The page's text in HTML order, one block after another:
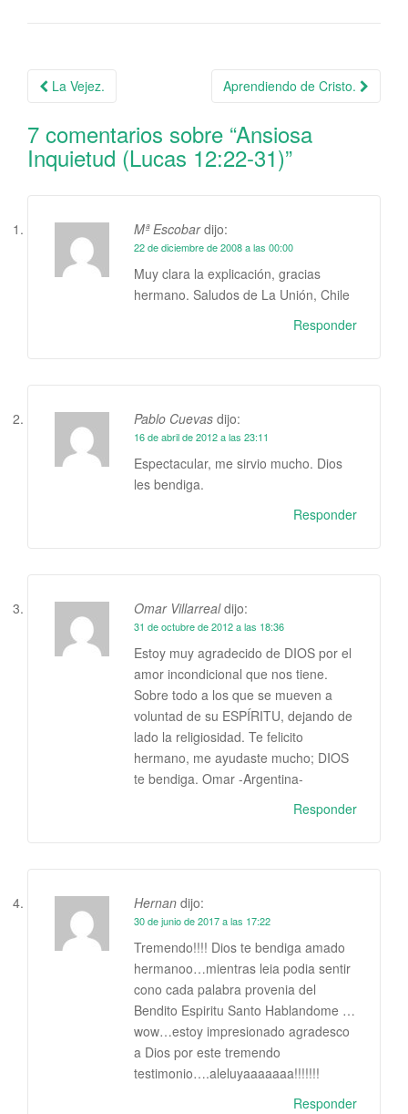
Navegación de la entrada
La Vejez. Aprendiendo de Cristo.
7 comentarios sobre “Ansiosa
Inquietud (Lucas 12:22-31)”
Mª Escobar dijo:
22 de diciembre de 2008 a las 00:00
Muy clara la explicación, gracias
hermano. Saludos de La Unión, Chile
Responder
Pablo Cuevas dijo:
16 de abril de 2012 a las 23:11
Espectacular, me sirvio mucho. Dios
les bendiga.
Responder
Omar Villarreal dijo:
31 de octubre de 2012 a las 18:36
Estoy muy agradecido de DIOS por el
amor incondicional que nos tiene.
Sobre todo a los que se mueven a
voluntad de su ESPÍRITU, dejando de
lado la religiosidad. Te felicito
hermano, me ayudaste mucho; DIOS
te bendiga. Omar -Argentina-
Responder
Hernan dijo:
30 de junio de 2017 a las 17:22
Tremendo!!!! Dios te bendiga amado
hermanoo…mientras leia podia sentir
cono cada palabra provenia del
Bendito Espiritu Santo Hablandome …
wow…estoy impresionado agradesco
a Dios por este tremendo
testimonio….aleluyaaaaaaa!!!!!!!
Responder